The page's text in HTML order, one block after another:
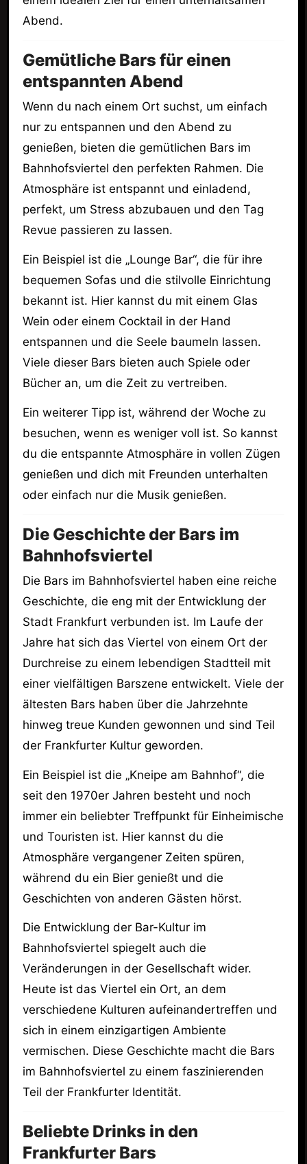
Abend.
Gemütliche Bars für einen
entspannten Abend
Wenn du nach einem Ort suchst, um einfach
nur zu entspannen und den Abend zu
genießen, bieten die gemütlichen Bars im
Bahnhofsviertel den perfekten Rahmen. Die
Atmosphäre ist entspannt und einladend,
perfekt, um Stress abzubauen und den Tag
Revue passieren zu lassen.
Ein Beispiel ist die „Lounge Bar“, die für ihre
bequemen Sofas und die stilvolle Einrichtung
bekannt ist. Hier kannst du mit einem Glas
Wein oder einem Cocktail in der Hand
entspannen und die Seele baumeln lassen.
Viele dieser Bars bieten auch Spiele oder
Bücher an, um die Zeit zu vertreiben.
Ein weiterer Tipp ist, während der Woche zu
besuchen, wenn es weniger voll ist. So kannst
du die entspannte Atmosphäre in vollen Zügen
genießen und dich mit Freunden unterhalten
oder einfach nur die Musik genießen.
Die Geschichte der Bars im
Bahnhofsviertel
Die Bars im Bahnhofsviertel haben eine reiche
Geschichte, die eng mit der Entwicklung der
Stadt Frankfurt verbunden ist. Im Laufe der
Jahre hat sich das Viertel von einem Ort der
Durchreise zu einem lebendigen Stadtteil mit
einer vielfältigen Barszene entwickelt. Viele der
ältesten Bars haben über die Jahrzehnte
hinweg treue Kunden gewonnen und sind Teil
der Frankfurter Kultur geworden.
Ein Beispiel ist die „Kneipe am Bahnhof“, die
seit den 1970er Jahren besteht und noch
immer ein beliebter Treffpunkt für Einheimische
und Touristen ist. Hier kannst du die
Atmosphäre vergangener Zeiten spüren,
während du ein Bier genießt und die
Geschichten von anderen Gästen hörst.
Die Entwicklung der Bar-Kultur im
Bahnhofsviertel spiegelt auch die
Veränderungen in der Gesellschaft wider.
Heute ist das Viertel ein Ort, an dem
verschiedene Kulturen aufeinandertreffen und
sich in einem einzigartigen Ambiente
vermischen. Diese Geschichte macht die Bars
im Bahnhofsviertel zu einem faszinierenden
Teil der Frankfurter Identität.
Beliebte Drinks in den
Frankfurter Bars